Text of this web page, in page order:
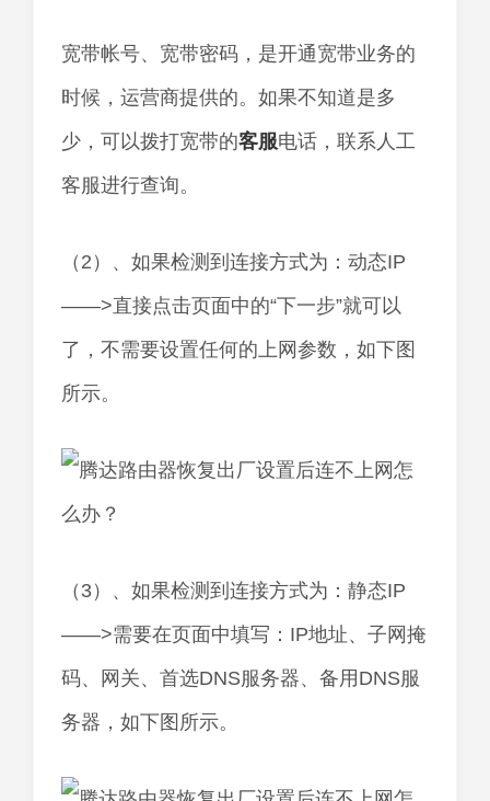
宽带帐号、宽带密码，是开通宽带业务的
时候，运营商提供的。如果不知道是多
少，可以拨打宽带的客服电话，联系人工
客服进行查询。
（2）、如果检测到连接方式为：动态IP
——>直接点击页面中的“下一步”就可以
了，不需要设置任何的上网参数，如下图
所示。
（3）、如果检测到连接方式为：静态IP
——>需要在页面中填写：IP地址、子网掩
码、网关、首选DNS服务器、备用DNS服
务器，如下图所示。